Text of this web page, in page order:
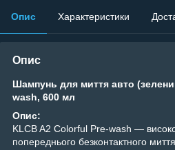
Опис Характеристики
Опис
Шампунь для миття авто
wash, 600 мл
Опис:
KLCB A2 Colorful Pre-wash —
попереднього безконтактного